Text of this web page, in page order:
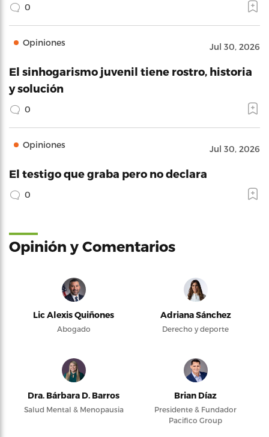
0
Opiniones Jul 30, 2026
El sinhogarismo juvenil tiene rostro, historia
y solución
0
Opiniones Jul 30, 2026
El testigo que graba pero no declara
0
Opinión y Comentarios
Lic Alexis Quiñones
Abogado
Adriana Sánchez
Derecho y deporte
Dra. Bárbara D. Barros
Salud Mental & Menopausia
Brian Díaz
Presidente & Fundador
Pacifico Group